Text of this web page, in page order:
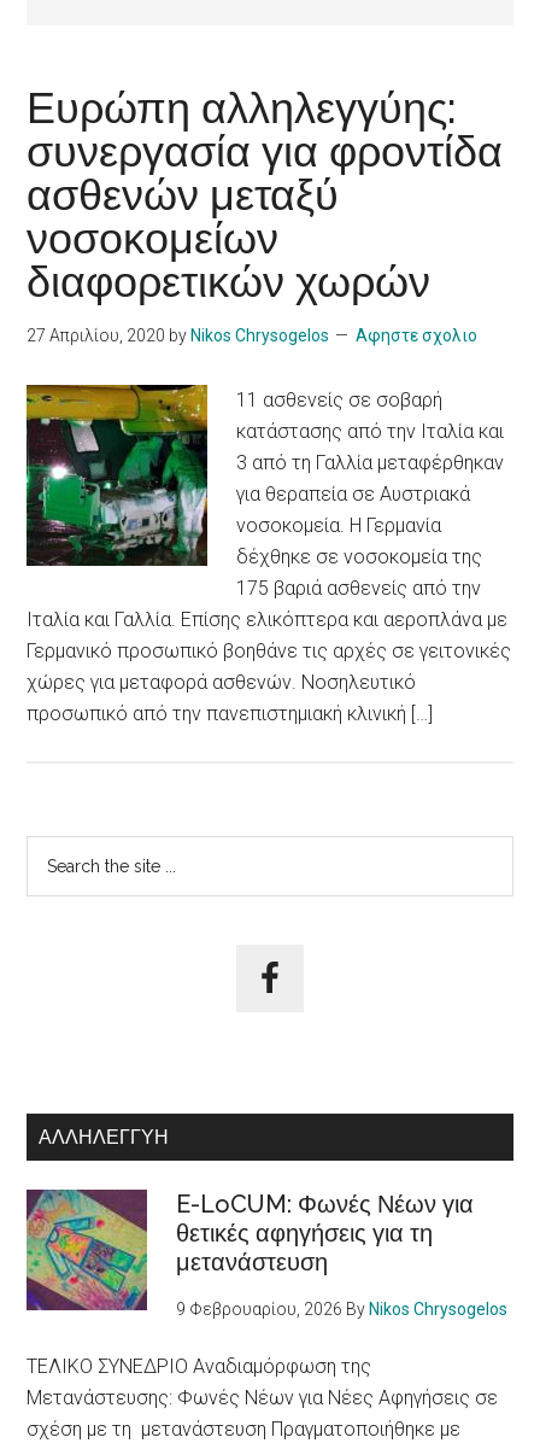
Ευρώπη αλληλεγγύης:
συνεργασία για φροντίδα
ασθενών μεταξύ
νοσοκομείων
διαφορετικών χωρών
27 Απριλίου, 2020 by Nikos Chrysogelos Αφηστε σχολιο
11 ασθενείς σε σοβαρή
κατάστασης από την Ιταλία και
3 από τη Γαλλία μεταφέρθηκαν
για θεραπεία σε Αυστριακά
νοσοκομεία. Η Γερμανία
δέχθηκε σε νοσοκομεία της
175 βαριά ασθενείς από την
Ιταλία και Γαλλία. Επίσης ελικόπτερα και αεροπλάνα με
Γερμανικό προσωπικό βοηθάνε τις αρχές σε γειτονικές
χώρες για μεταφορά ασθενών. Νοσηλευτικό
προσωπικό από την πανεπιστημιακή κλινική […]
Αρχική
Πλευρική
ΑΛΛΗΛΕΓΓΎΗ
E-LoCUM: Φωνές Νέων για
θετικές αφηγήσεις για τη
μετανάστευση
9 Φεβρουαρίου, 2026 By Nikos Chrysogelos
ΤΕΛΙΚΟ ΣΥΝΕΔΡΙΟ Αναδιαμόρφωση της
Μετανάστευσης: Φωνές Νέων για Νέες Αφηγήσεις σε
σχέση με τη μετανάστευση Πραγματοποιήθηκε με